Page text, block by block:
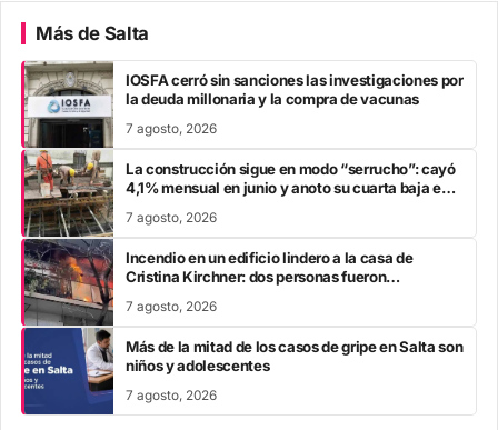
Más de Salta
IOSFA cerró sin sanciones las investigaciones por
la deuda millonaria y la compra de vacunas
7 agosto, 2026
La construcción sigue en modo “serrucho”: cayó
4,1% mensual en junio y anoto su cuarta baja en
7 agosto, 2026
Incendio en un edificio lindero a la casa de
Cristina Kirchner: dos personas fueron
7 agosto, 2026
Más de la mitad de los casos de gripe en Salta son
niños y adolescentes
7 agosto, 2026